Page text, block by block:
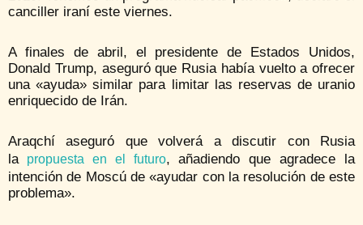
canciller iraní este viernes.
A finales de abril, el presidente de Estados Unidos,
Donald Trump, aseguró que Rusia había vuelto a ofrecer
una «ayuda» similar para limitar las reservas de uranio
enriquecido de Irán.
Araqchí aseguró que volverá a discutir con Rusia
lapropuesta en el futuro, añadiendo que agradece la
intención de Moscú de «ayudar con la resolución de este
problema».